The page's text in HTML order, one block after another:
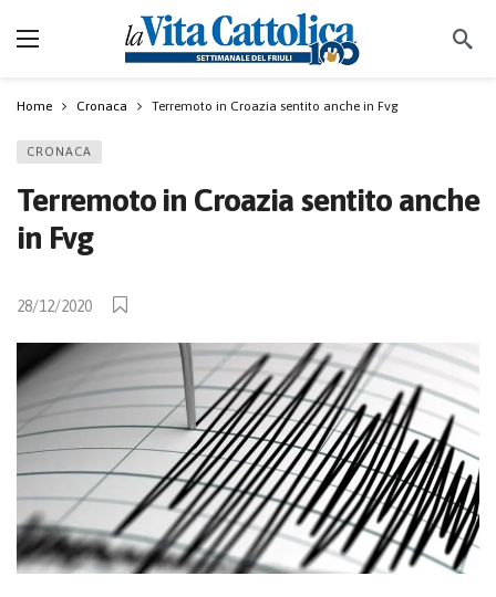
Home Cronaca Terremoto in Croazia sentito anche in Fvg
CRONACA
Terremoto in Croazia sentito anche
in Fvg
28/12/2020